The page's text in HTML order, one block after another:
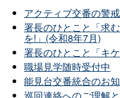
アクティブ交番の警
署長のひとこと「求
を!」(令和8年7月)
署長のひとこと「キ
職場見学随時受付中
能見台交番統合のお
巡回連絡へのご理解